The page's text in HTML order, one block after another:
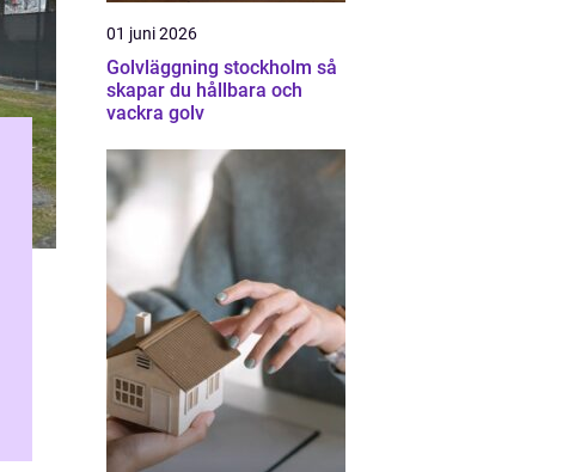
01 juni 2026
Golvläggning stockholm så
skapar du hållbara och
vackra golv